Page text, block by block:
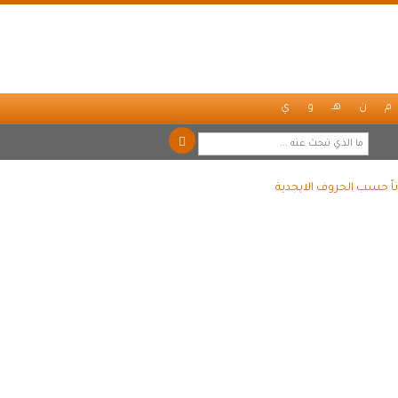
م ن هـ و ي
حسب الحروف الابجدية